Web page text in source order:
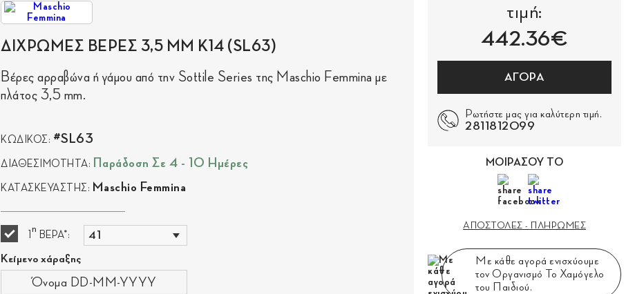
ΔΙΧΡΩΜΕΣ ΒΕΡΕΣ 3,5 MM Κ14 (SL63)
Βέρες αρραβώνα ή γάμου από την Sottile Series της Maschio Femmina με
πλάτος 3,5 mm.
ΚΩΔΙΚΟΣ: #SL63
ΔΙΑΘΕΣΙΜΟΤΗΤΑ: Παράδοση Σε 4 - 10 Ημέρες
ΚΑΤΑΣΚΕΥΑΣΤΗΣ: Maschio Femmina
η
ΒΕΡΑ*:
Κείμενο χάραξης
τιμή:
442.36€
ΑΓΟΡΑ
Ρωτήστε μας για καλύτερη τιμή.
2811812099
ΜΟΙΡΑΣΟΥ ΤΟ
ΑΠΟΣΤΟΛΕΣ - ΠΛΗΡΩΜΕΣ
Με κάθε αγορά ενισχύουμε
τον Οργανισμό Το Χαμόγελο
του Παιδιού.